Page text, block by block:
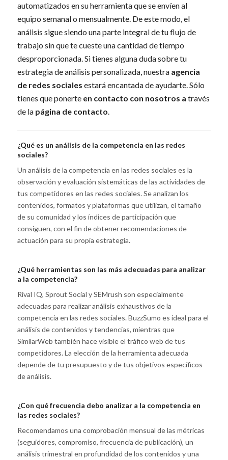
automatizados en su herramienta que se envíen al
equipo semanal o mensualmente. De este modo, el
análisis sigue siendo una parte integral de tu flujo de
trabajo sin que te cueste una cantidad de tiempo
desproporcionada. Si tienes alguna duda sobre tu
estrategia de análisis personalizada, nuestra agencia
de redes sociales estará encantada de ayudarte. Sólo
tienes que ponerte en contacto con nosotros a través
de la página de contacto.
¿Qué es un análisis de la competencia en las redes
sociales?
Un análisis de la competencia en las redes sociales es la
observación y evaluación sistemáticas de las actividades de
tus competidores en las redes sociales. Se analizan los
contenidos, formatos y plataformas que utilizan, el tamaño
de su comunidad y los índices de participación que
consiguen, con el fin de obtener recomendaciones de
actuación para su propia estrategia.
¿Qué herramientas son las más adecuadas para analizar
a la competencia?
Rival IQ, Sprout Social y SEMrush son especialmente
adecuadas para realizar análisis exhaustivos de la
competencia en las redes sociales. BuzzSumo es ideal para el
análisis de contenidos y tendencias, mientras que
SimilarWeb también hace visible el tráfico web de tus
competidores. La elección de la herramienta adecuada
depende de tu presupuesto y de tus objetivos específicos
de análisis.
¿Con qué frecuencia debo analizar a la competencia en
las redes sociales?
Recomendamos una comprobación mensual de las métricas
(seguidores, compromiso, frecuencia de publicación), un
análisis trimestral en profundidad de los contenidos y una